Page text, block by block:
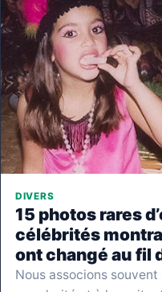
DIVERS
15 photos rares
célébrités
ont changé au fil
Nous associons